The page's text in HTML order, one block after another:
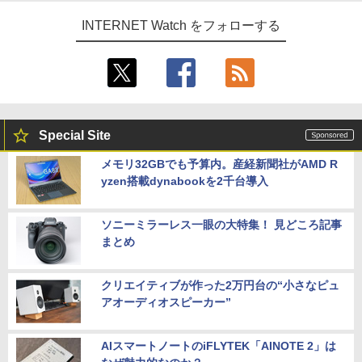
INTERNET Watch をフォローする
Special Site
メモリ32GBでも予算内。産経新聞社がAMD R
yzen搭載dynabookを2千台導入
ソニーミラーレス一眼の大特集！ 見どころ記事
まとめ
クリエイティブが作った2万円台の“小さなピュ
アオーディオスピーカー”
AIスマートノートのiFLYTEK「AINOTE 2」は